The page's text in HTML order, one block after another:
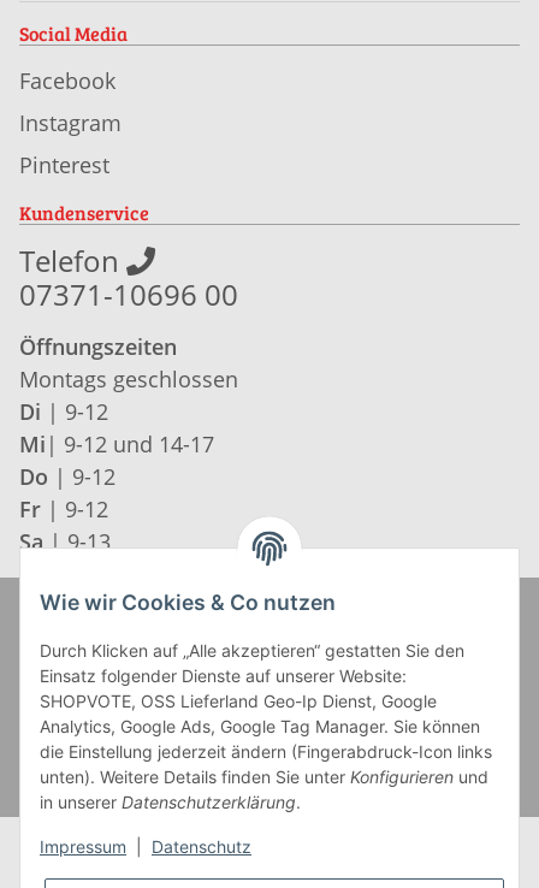
Social Media
Facebook
Instagram
Pinterest
Kundenservice
Telefon
07371-10696 00
Öffnungszeiten
Montags geschlossen
Di | 9-12
Mi | 9-12 und 14-17
Do | 9-12
Fr | 9-12
Sa | 9-13
Wie wir Cookies & Co nutzen
Durch Klicken auf „Alle akzeptieren“ gestatten Sie den
Einsatz folgender Dienste auf unserer Website:
SHOPVOTE, OSS Lieferland Geo-Ip Dienst, Google
Analytics, Google Ads, Google Tag Manager. Sie können
die Einstellung jederzeit ändern (Fingerabdruck-Icon links
unten). Weitere Details finden Sie unter Konfigurieren und
in unserer Datenschutzerklärung.
Impressum Datenschutz